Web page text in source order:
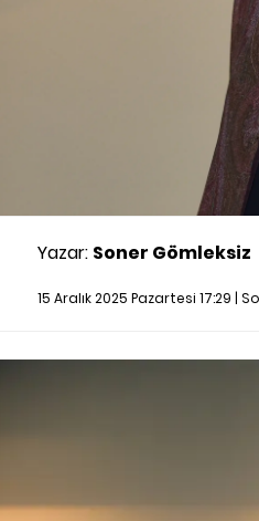
Yazar: Soner Gömleksiz
15 Aralık 2025 Pazartesi 17:29 |